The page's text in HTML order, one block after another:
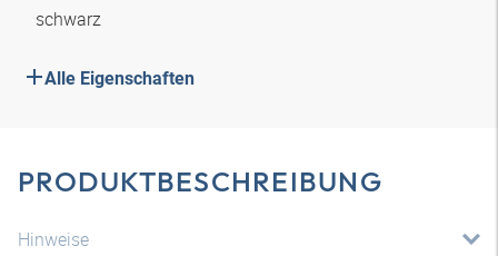
schwarz
Alle Eigenschaften
PRODUKTBESCHREIBUNG
Hinweise